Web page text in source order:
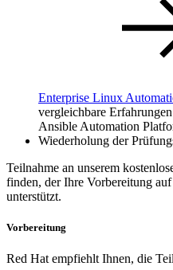
Enterprise Linux
vergleichbare
Ansible Automation
Wiederholung der
Teilnahme an unserem
finden, der Ihre Vorbereitung
unterstützt.
Vorbereitung
Red Hat empfiehlt Ihnen, die